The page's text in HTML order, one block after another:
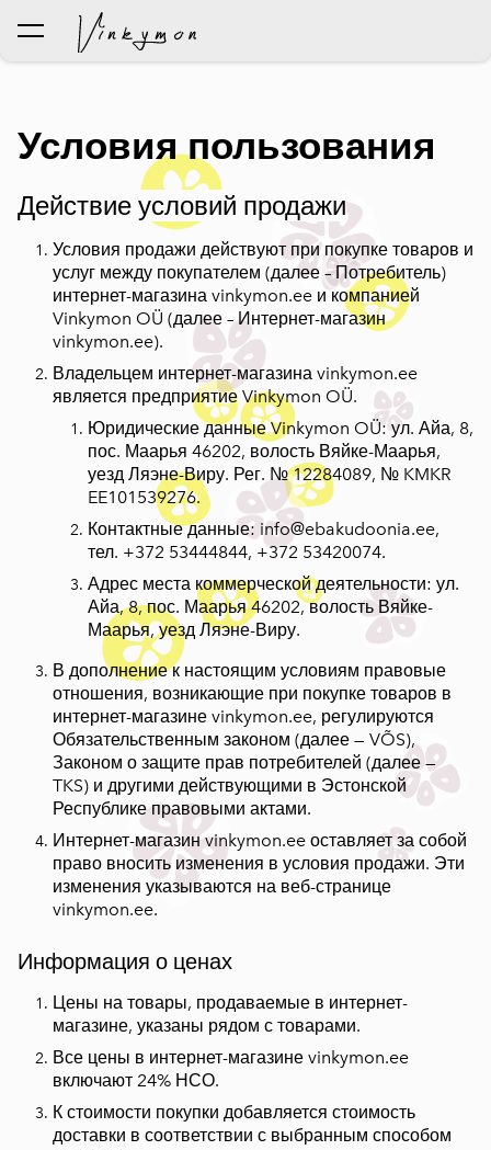
был добавлен в корзину.
Условия пользования
Действие условий продажи
Условия продажи действуют при покупке товаров и
услуг между покупателем (далее – Потребитель)
интернет-магазина vinkymon.ee и компанией
Vinkymon OÜ (далее – Интернет-магазин
vinkymon.ee).
Владельцем интернет-магазина vinkymon.ee
является предприятие Vinkymon OÜ.
Юридические данные Vinkymon OÜ: ул. Айа, 8,
пос. Маарья 46202, волость Вяйке-Маарья,
уезд Ляэне-Виру. Рег. № 12284089, № KMKR
EE101539276.
Контактные данные: info@ebakudoonia.ee,
тел. +372 53444844, +372 53420074.
Адрес места коммерческой деятельности: ул.
Айа, 8, пос. Маарья 46202, волость Вяйке-
Маарья, уезд Ляэне-Виру.
В дополнение к настоящим условиям правовые
отношения, возникающие при покупке товаров в
интернет-магазине vinkymon.ee, регулируются
Обязательственным законом (далее — VÕS),
Законом о защите прав потребителей (далее —
TKS) и другими действующими в Эстонской
Республике правовыми актами.
Интернет-магазин vinkymon.ee оставляет за собой
право вносить изменения в условия продажи. Эти
изменения указываются на веб-странице
vinkymon.ee.
Информация о ценах
Цены на товары, продаваемые в интернет-
магазине, указаны рядом с товарами.
Все цены в интернет-магазине vinkymon.ee
включают 24% НСО.
К стоимости покупки добавляется стоимость
доставки в соответствии с выбранным способом